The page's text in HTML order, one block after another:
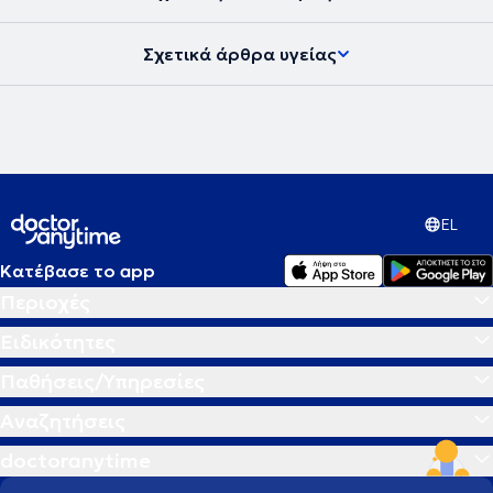
ιατρική εντείνεται όλο και περισσότερο η προσπάθεια για
Σχετικά άρθρα υγείας
EL
Κατέβασε το app